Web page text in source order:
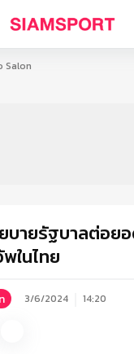
Salon
บายรัฐบาลต่อย
ในไทย
3/6/2024 14:20